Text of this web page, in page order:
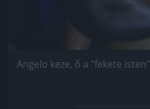
Angelo keze, ő a "fekete isten"